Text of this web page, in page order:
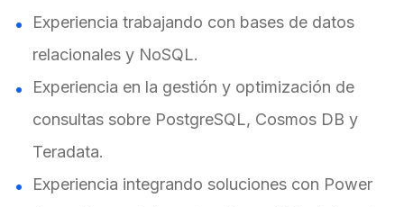
Experiencia trabajando con bases de datos
relacionales y NoSQL.
Experiencia en la gestión y optimización de
consultas sobre PostgreSQL, Cosmos DB y
Teradata.
Experiencia integrando soluciones con Power